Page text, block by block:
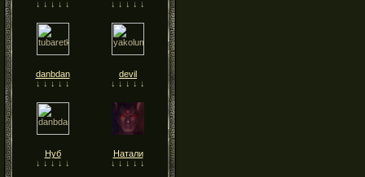
↓ ↓ ↓ ↓ ↓
↓ ↓ ↓ ↓ ↓
danbdan
↓ ↓ ↓ ↓ ↓
devil
↓ ↓ ↓ ↓ ↓
Нуб
↓ ↓ ↓ ↓ ↓
Натали
↓ ↓ ↓ ↓ ↓